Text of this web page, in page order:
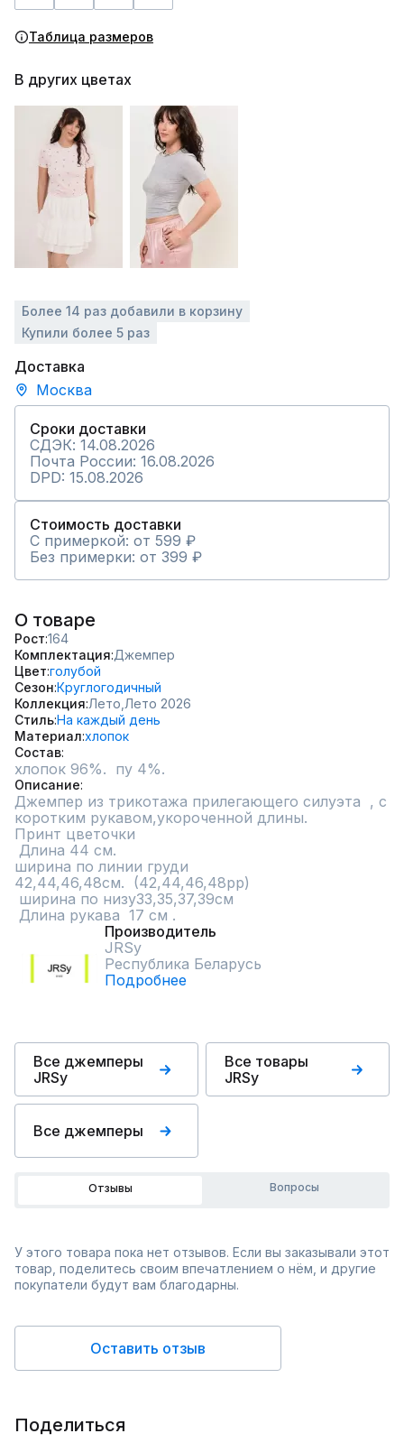
Таблица размеров
В других цветах
Более 14 раз добавили в корзину
Купили более 5 раз
Доставка
Москва
Сроки доставки
СДЭК: 14.08.2026
Почта России: 16.08.2026
DPD: 15.08.2026
Стоимость доставки
С примеркой: от 599 ₽
Без примерки: от 399 ₽
О товаре
Рост 164
Комплектация Джемпер
Цвет голубой
Сезон Круглогодичный
Коллекция Лето, Лето 2026
СтильНа каждый день
Материал хлопок
Состав
хлопок 96%.  пу 4%.
Описание
Джемпер из трикотажа прилегающего силуэта  , с
коротким рукавом,укороченной длины.
Принт цветочки
ширина по линии груди
42,44,46,48см.  (42,44,46,48рр)
Длина рукава  17 см .
Производитель
JRSy
Республика Беларусь
Подробнее
Все джемперы
JRSy
Все товары
JRSy
Все джемперы
Отзывы Вопросы
У этого товара пока нет отзывов. Если вы заказывали этот
товар, поделитесь своим впечатлением о нём, и другие
покупатели будут вам благодарны.
Оставить отзыв
Поделиться